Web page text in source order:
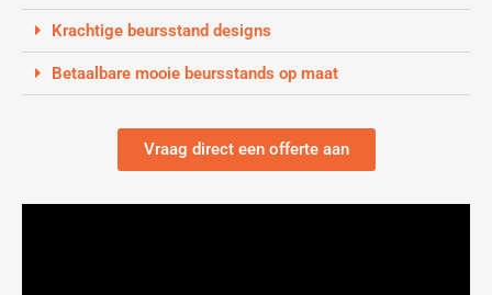
Krachtige beursstand designs
Betaalbare mooie beursstands op maat
Vraag direct een offerte aan